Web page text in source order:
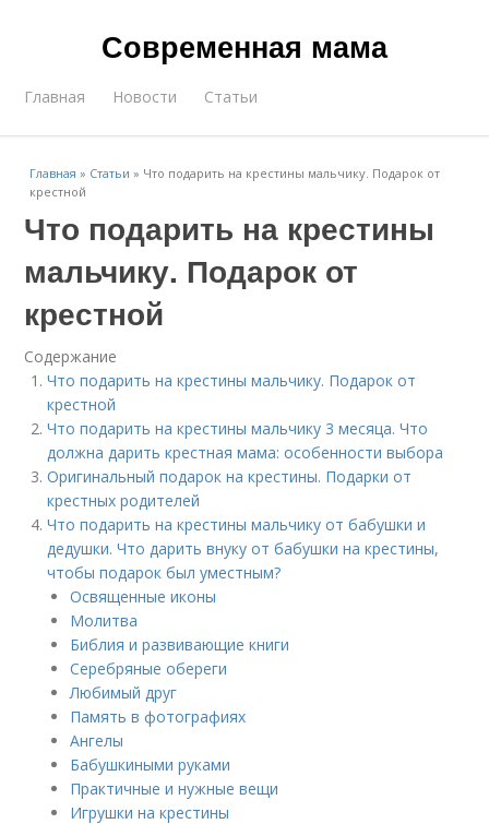
Современная мама
Главная Новости Статьи
Главная » Статьи » Что подарить на крестины мальчику. Подарок от
крестной
Что подарить на крестины
мальчику. Подарок от
крестной
Содержание
Что подарить на крестины мальчику. Подарок от
крестной
Что подарить на крестины мальчику 3 месяца. Что
должна дарить крестная мама: особенности выбора
Оригинальный подарок на крестины. Подарки от
крестных родителей
Что подарить на крестины мальчику от бабушки и
дедушки. Что дарить внуку от бабушки на крестины,
чтобы подарок был уместным?
Освященные иконы
Молитва
Библия и развивающие книги
Серебряные обереги
Любимый друг
Память в фотографиях
Ангелы
Бабушкиными руками
Практичные и нужные вещи
Игрушки на крестины